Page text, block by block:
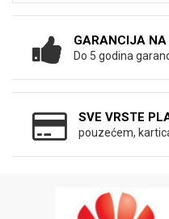
GARANCIJA NA
Do 5 godina
SVE VRSTE
pouzećem,